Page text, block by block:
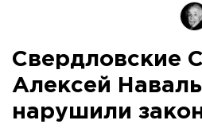
Свердловские
Алексей
нарушили